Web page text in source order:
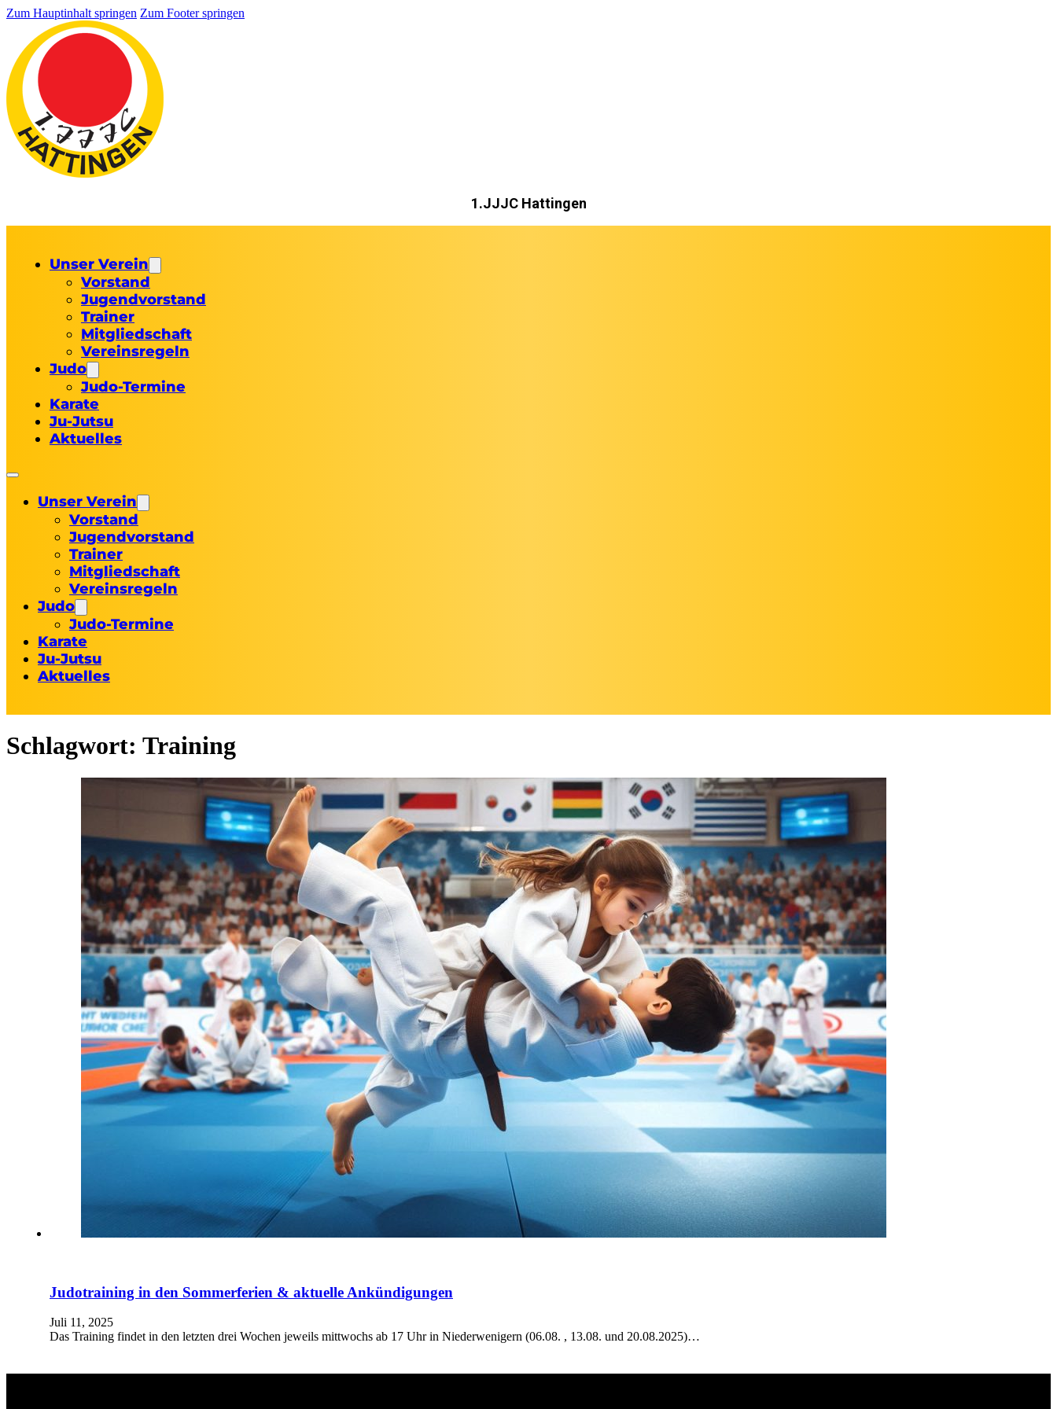
Zum Hauptinhalt springen Zum Footer springen
1.JJJC Hattingen
Unser Verein
Vorstand
Jugendvorstand
Trainer
Mitgliedschaft
Vereinsregeln
Judo
Judo-Termine
Karate
Ju-Jutsu
Aktuelles
Unser Verein
Vorstand
Jugendvorstand
Trainer
Mitgliedschaft
Vereinsregeln
Judo
Judo-Termine
Karate
Ju-Jutsu
Aktuelles
Schlagwort: Training
Judotraining in den Sommerferien & aktuelle Ankündigungen
Juli 11, 2025
Das Training findet in den letzten drei Wochen jeweils mittwochs ab 17 Uhr in Niederwenigern (06.08. , 13.08. und 20.08.2025)…